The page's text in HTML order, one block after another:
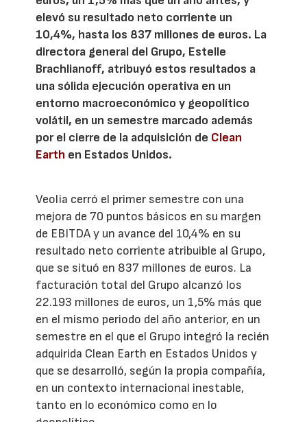
elevó su resultado neto corriente un
10,4%, hasta los 837 millones de euros. La
directora general del Grupo, Estelle
Brachlianoff, atribuyó estos resultados a
una sólida ejecución operativa en un
entorno macroeconómico y geopolítico
volátil, en un semestre marcado además
por el cierre de la adquisición de Clean
Earth en Estados Unidos.
Veolia cerró el primer semestre con una
mejora de 70 puntos básicos en su margen
de EBITDA y un avance del 10,4% en su
resultado neto corriente atribuible al Grupo,
que se situó en 837 millones de euros. La
facturación total del Grupo alcanzó los
22.193 millones de euros, un 1,5% más que
en el mismo periodo del año anterior, en un
semestre en el que el Grupo integró la recién
adquirida Clean Earth en Estados Unidos y
que se desarrolló, según la propia compañía,
en un contexto internacional inestable,
tanto en lo económico como en lo